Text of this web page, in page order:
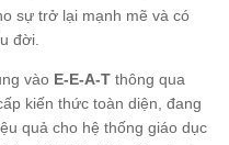
sự trở lại mạnh mẽ và có
đời.
vào E-E-A-T thông qua
kiến thức toàn diện, đang
quả cho hệ thống giáo dục